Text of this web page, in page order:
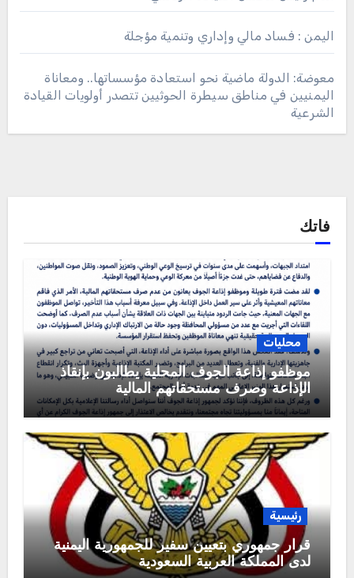
اليمن : فساد مالي وإداري وتنمية مؤجلة
معوضة: الدولة ماضية نحو استعادة مؤسساتها.. ومعاناة
اليمنيين في مناطق سيطرة الحوثيين تتصدر أولويات القيادة
الشرعية
فاتك
محليات
موظفو إذاعة الجوف المحلية يطالبون بإنقاذ
الإذاعة وصرف مستحقاتهم المالية
رئيسية
قرار جمهوري بتعيين سفير للجمهورية اليمنية
لدى المملكة العربية السعودية